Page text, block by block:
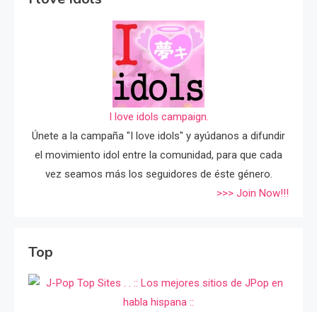
I love idols campaign.
Únete a la campaña "I love idols" y ayúdanos a difundir
el movimiento idol entre la comunidad, para que cada
vez seamos más los seguidores de éste género.
>>> Join Now!!!
Top